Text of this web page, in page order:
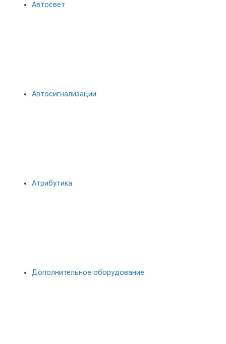
Автосвет
Автосигнализации
Атрибутика
Дополнительное оборудование